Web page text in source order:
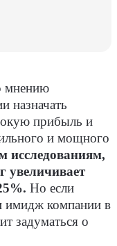
мнению
назначать
прибыль и
и мощного
исследованиям,
увеличивает
Но если
имидж компании в
задуматься о